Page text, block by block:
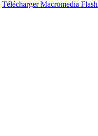
Télécharger Macromedia